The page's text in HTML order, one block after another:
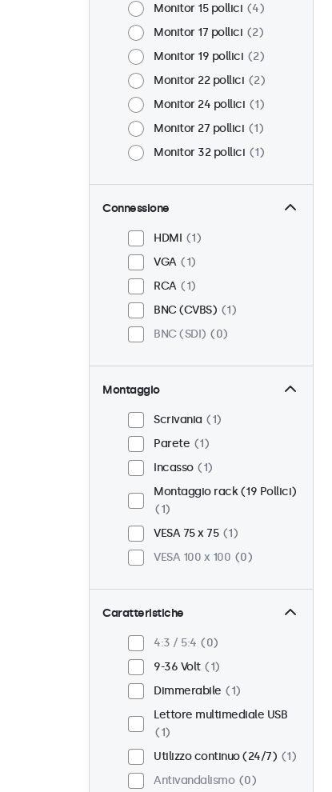
Monitor 15 pollici
4
Monitor 17 pollici
2
Monitor 19 pollici
2
Monitor 22 pollici
2
Monitor 24 pollici
1
Monitor 27 pollici
1
Monitor 32 pollici
1
Connessione
HDMI
1
VGA
1
RCA
1
BNC (CVBS)
1
BNC (SDI)
0
Montaggio
Scrivania
1
Parete
1
Incasso
1
Montaggio rack (19 Pollici)
1
VESA 75 x 75
1
VESA 100 x 100
0
Caratteristiche
4:3 / 5:4
0
9-36 Volt
1
Dimmerabile
1
Lettore multimediale USB
1
Utilizzo continuo (24/7)
1
Antivandalismo
0